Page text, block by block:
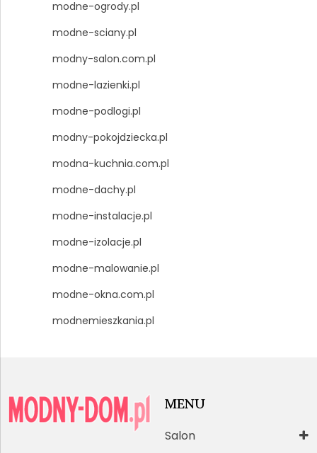
modne-ogrody.pl
modne-sciany.pl
modny-salon.com.pl
modne-lazienki.pl
modne-podlogi.pl
modny-pokojdziecka.pl
modna-kuchnia.com.pl
modne-dachy.pl
modne-instalacje.pl
modne-izolacje.pl
modne-malowanie.pl
modne-okna.com.pl
modnemieszkania.pl
MENU
Salon